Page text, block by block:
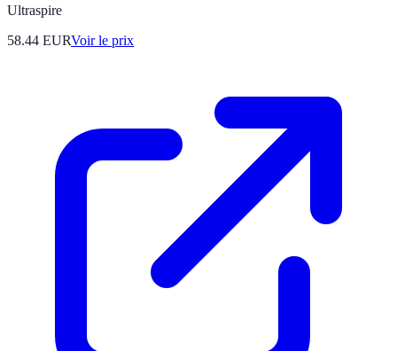
Ultraspire
58.44 EURVoir le prix